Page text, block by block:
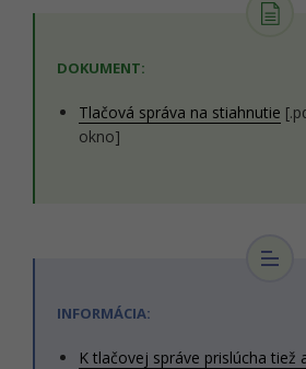
DOKUMENT:
Tlačová správa na stiahnutie
okno]
INFORMÁCIA:
K tlačovej správe prislúcha tiež